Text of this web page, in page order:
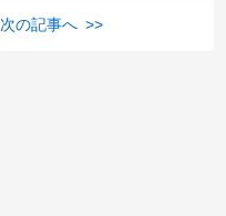
次の記事へ >>